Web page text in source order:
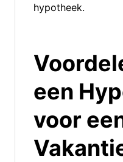
hypotheek.
een
voor